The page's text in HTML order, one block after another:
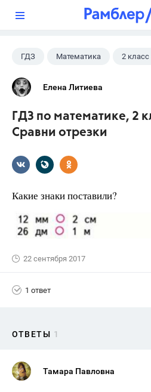
ГДЗ Математика 2 класс
Елена Литиева
ГДЗ по математике, 2
Сравни отрезки
Какие знаки поставили?
22 сентября 2017
1 ответ
ОТВЕТЫ 1
Тамара Павловна